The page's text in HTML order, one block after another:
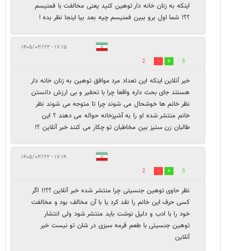
اینکه به زنان خانه دار توهین کنید یعنی مخالفت با فمنیسم
؟؟! شما اول برو ببین فمنیسم چیه بعد بیا اینجا نظر بده !
۱۷:۱۵ - ۱۴۰۵/۰۳/۲۲
5
2
خبر آنلاین اینکه این تعداد مرد موافق توهین به زنان خانه دار
هستند جای بحث داره واقعا چرا با تحقیر و بی ارزش دانستن
نظر خانم ها خوشحال می شوند چرا تا متوجه می شوند نظر
خانم منتشر شده او را به آشپزخانه حواله می دهند ؟ این
طالبان زن ستیز بین مخاطبان تو چکار می کنند خبر آنلاین ؟!
۱۷:۱۹ - ۱۴۰۵/۰۳/۲۲
3
2
نظر حاوی توهین جنسیتی چرا منتشر شده خبر آنلاین ؟؟!! اگر
کسی حرف این خانم را نقد کرد یا با آن مخالف بود و مخالفت
خود را با ادب و دلیل نوشت باید منتشر شود ولی انتشار
توهین جنسیتی با طعم قرمه سبزی در شان تو نیست خبر
آنلاین